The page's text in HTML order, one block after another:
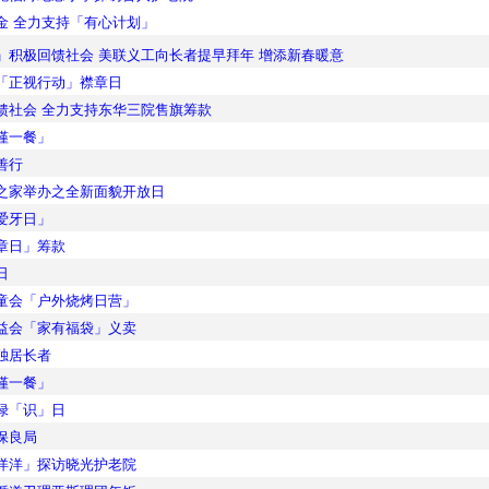
全力支持「有心计划」
积极回馈社会 美联义工向长者提早拜年 增添新春暖意
正视行动」襟章日
社会 全力支持东华三院售旗筹款
一餐」
行
家举办之全新面貌开放日
牙日」
日」筹款
会「户外烧烤日营」
会「家有福袋」义卖
居长者
一餐」
「识」日
良局
洋」探访晓光护老院